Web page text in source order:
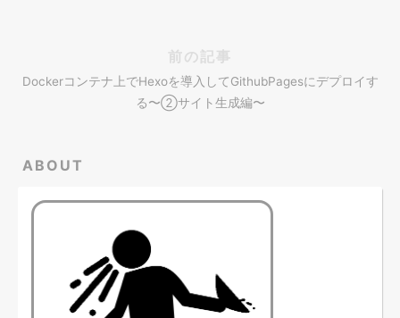
前の記事
Dockerコンテナ上でHexoを導入してGithubPagesにデプロイす
る〜②サイト生成編〜
ABOUT